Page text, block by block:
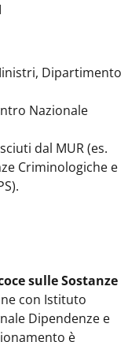
Dipartimento
Nazionale
dal MUR (es.
Criminologiche e
sulle Sostanze
con Istituto
Dipendenze e
è